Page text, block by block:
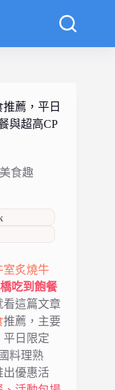
薦，平日
與超高CP
美食趣
室炙燒牛
吃到飽餐
看這篇文章
推薦，主要
平日限定
料理熟
出優惠活